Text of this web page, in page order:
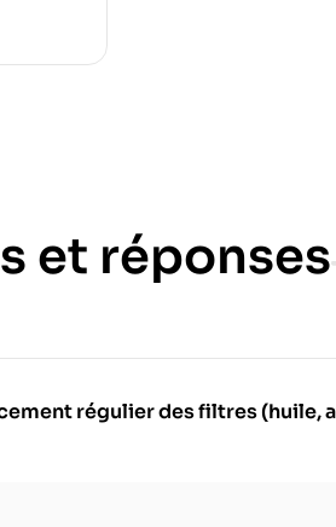
et réponses
régulier des filtres